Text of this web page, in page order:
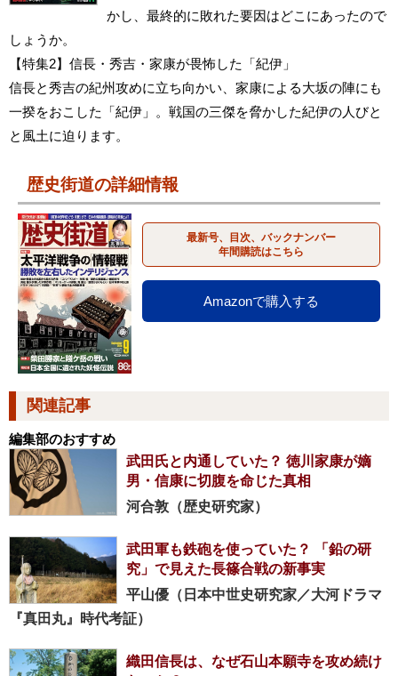
かし、最終的に敗れた要因はどこにあったので
しょうか。
【特集2】信長・秀吉・家康が畏怖した「紀伊」
信長と秀吉の紀州攻めに立ち向かい、家康による大坂の陣にも
一揆をおこした「紀伊」。戦国の三傑を脅かした紀伊の人びと
と風土に迫ります。
歴史街道の詳細情報
最新号、目次、バックナンバー
年間購読はこちら
Amazonで購入する
関連記事
編集部のおすすめ
武田氏と内通していた？ 徳川家康が嫡
男・信康に切腹を命じた真相
河合敦（歴史研究家）
武田軍も鉄砲を使っていた？ 「鉛の研
究」で見えた長篠合戦の新事実
平山優（日本中世史研究家／大河ドラマ
『真田丸』時代考証）
織田信長は、なぜ石山本願寺を攻め続け